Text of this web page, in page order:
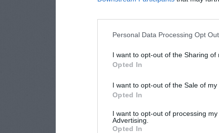
Personal Data Processing Opt
I want to opt-out of the Sharing of
Opted In
I want to opt-out of the Sale of
Opted In
I want to opt-out of processing
Advertising.
Opted In